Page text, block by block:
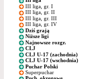
III liga, gr. I
III liga, gr. II
III liga, gr. III
III liga, gr. IV
Dziś grają
Niższe ligi
Najnowsze rozgr.
CLJ
CLJ U-17 (zachodnia)
CLJ U-17 (wschodnia)
Puchar Polski
Superpuchar